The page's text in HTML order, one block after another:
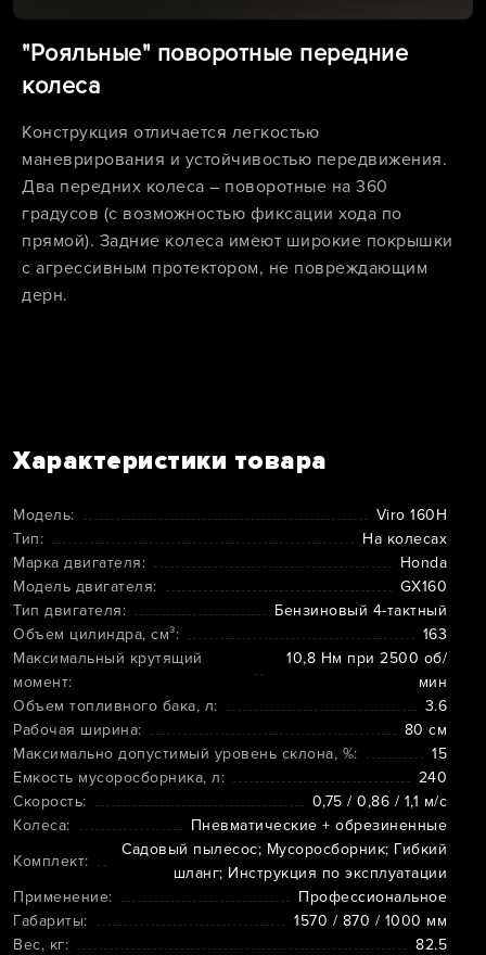
"Рояльные" поворотные передние
колеса
Конструкция отличается легкостью
маневрирования и устойчивостью передвижения.
Два передних колеса – поворотные на 360
градусов (с возможностью фиксации хода по
прямой). Задние колеса имеют широкие покрышки
с агрессивным протектором, не повреждающим
дерн.
Характеристики товара
Модель:
Viro 160H
Тип:
На колесах
Марка двигателя:
Honda
Модель двигателя:
GX160
Тип двигателя:
Бензиновый 4-тактный
Объем цилиндра, см³:
163
Максимальный крутящий
момент:
10,8 Нм при 2500 об/
мин
Объем топливного бака, л:
3.6
Рабочая ширина:
80 см
Максимально допустимый уровень склона, %:
15
Емкость мусоросборника, л:
240
Скорость:
0,75 / 0,86 / 1,1 м/с
Колеса:
Пневматические + обрезиненные
Комплект:
Садовый пылесос; Мусоросборник; Гибкий
шланг; Инструкция по эксплуатации
Применение:
Профессиональное
Габариты:
1570 / 870 / 1000 мм
Вес, кг:
82.5